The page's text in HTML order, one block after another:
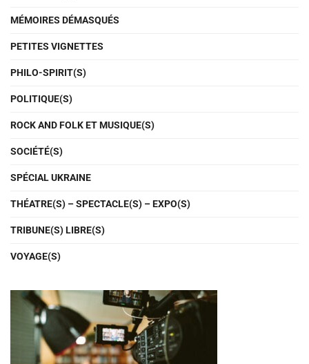
MÉMOIRES DÉMASQUÉS
PETITES VIGNETTES
PHILO-SPIRIT(S)
POLITIQUE(S)
ROCK AND FOLK ET MUSIQUE(S)
SOCIÉTÉ(S)
SPÉCIAL UKRAINE
THÉATRE(S) – SPECTACLE(S) – EXPO(S)
TRIBUNE(S) LIBRE(S)
VOYAGE(S)